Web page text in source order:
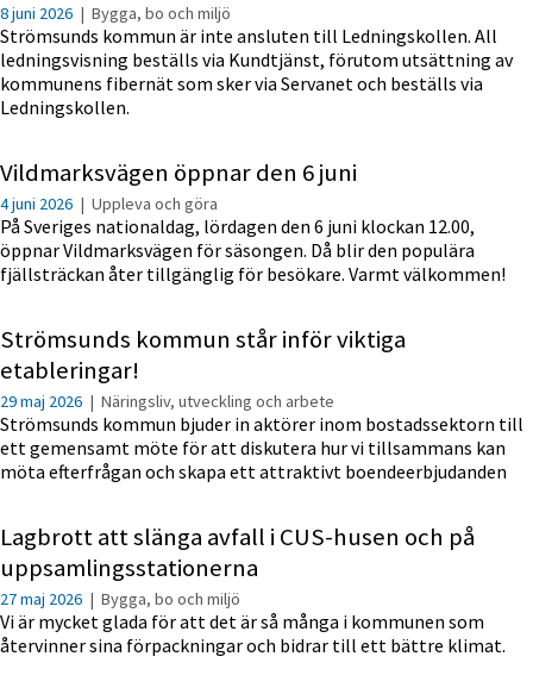
8 juni 2026 | Bygga, bo och miljö
Strömsunds kommun är inte ansluten till Ledningskollen. All
ledningsvisning beställs via Kundtjänst, förutom utsättning av
kommunens fibernät som sker via Servanet och beställs via
Ledningskollen.
Vildmarksvägen öppnar den 6 juni
4 juni 2026 | Uppleva och göra
På Sveriges nationaldag, lördagen den 6 juni klockan 12.00,
öppnar Vildmarksvägen för säsongen. Då blir den populära
fjällsträckan åter tillgänglig för besökare. Varmt välkommen!
Strömsunds kommun står inför viktiga
etableringar!
29 maj 2026 | Näringsliv, utveckling och arbete
Strömsunds kommun bjuder in aktörer inom bostadssektorn till
ett gemensamt möte för att diskutera hur vi tillsammans kan
möta efterfrågan och skapa ett attraktivt boendeerbjudanden
Lagbrott att slänga avfall i CUS-husen och på
uppsamlingsstationerna
27 maj 2026 | Bygga, bo och miljö
Vi är mycket glada för att det är så många i kommunen som
återvinner sina förpackningar och bidrar till ett bättre klimat.